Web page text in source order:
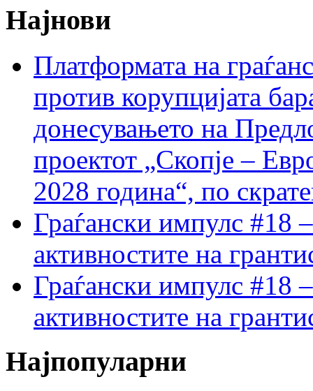
Најнови
Платформата на
против корупцијата
донесувањето на
проектот „Скопје –
2028 година“, по
Граѓански импулс #18
активностите на
Граѓански импулс #18
активностите на
Најпопуларни